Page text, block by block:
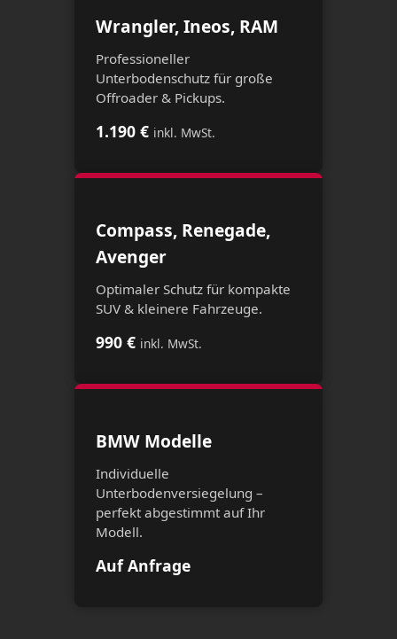
Wrangler, Ineos, RAM
Professioneller
Unterbodenschutz für große
Offroader & Pickups.
1.190 € inkl. MwSt.
Compass, Renegade,
Avenger
Optimaler Schutz für kompakte
SUV & kleinere Fahrzeuge.
990 € inkl. MwSt.
BMW Modelle
Individuelle
Unterbodenversiegelung –
perfekt abgestimmt auf Ihr
Modell.
Auf Anfrage